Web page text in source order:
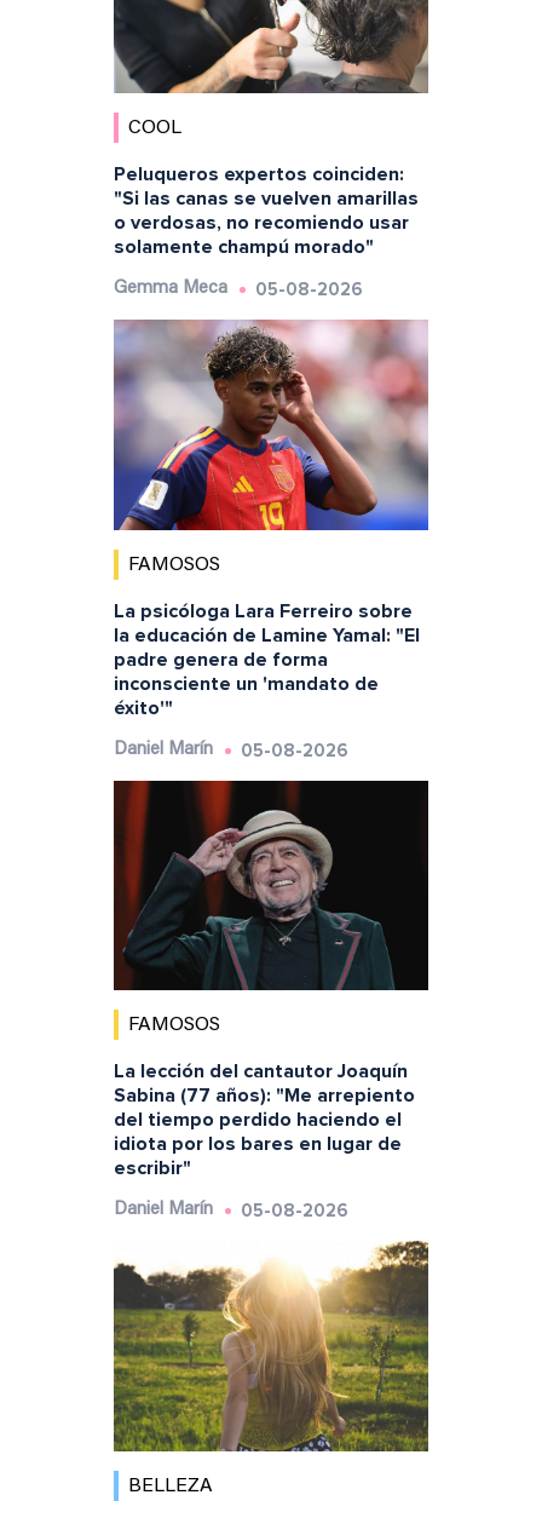
COOL
Peluqueros expertos coinciden:
"Si las canas se vuelven amarillas
o verdosas, no recomiendo usar
solamente champú morado"
Gemma Meca 05-08-2026
FAMOSOS
La psicóloga Lara Ferreiro sobre
la educación de Lamine Yamal: "El
padre genera de forma
inconsciente un 'mandato de
éxito'"
Daniel Marín 05-08-2026
FAMOSOS
La lección del cantautor Joaquín
Sabina (77 años): "Me arrepiento
del tiempo perdido haciendo el
idiota por los bares en lugar de
escribir"
Daniel Marín 05-08-2026
BELLEZA